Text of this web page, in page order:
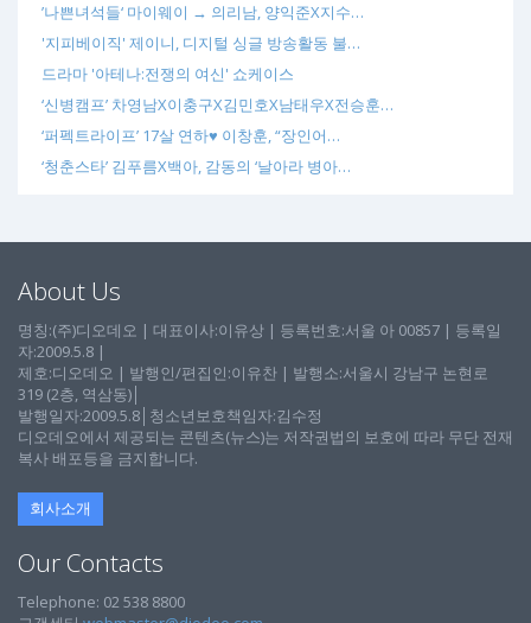
’나쁜녀석들‘ 마이웨이 → 의리남, 양익준X지수…
'지피베이직' 제이니, 디지털 싱글 방송활동 불…
드라마 '아테나:전쟁의 여신' 쇼케이스
‘신병캠프’ 차영남X이충구X김민호X남태우X전승훈…
‘퍼펙트라이프’ 17살 연하♥ 이창훈, “장인어…
‘청춘스타’ 김푸름X백아, 감동의 ‘날아라 병아…
About Us
명칭:(주)디오데오 | 대표이사:이유상 | 등록번호:서울 아 00857 | 등록일
자:2009.5.8 |
제호:디오데오 | 발행인/편집인:이유찬 | 발행소:서울시 강남구 논현로
319 (2층, 역삼동)│
발행일자:2009.5.8│청소년보호책임자:김수정
디오데오에서 제공되는 콘텐츠(뉴스)는 저작권법의 보호에 따라 무단 전재
복사 배포등을 금지합니다.
회사소개
Our Contacts
Telephone: 02 538 8800